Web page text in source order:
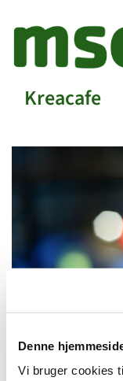
Denne
Vi bruger cookies
Kreacafe